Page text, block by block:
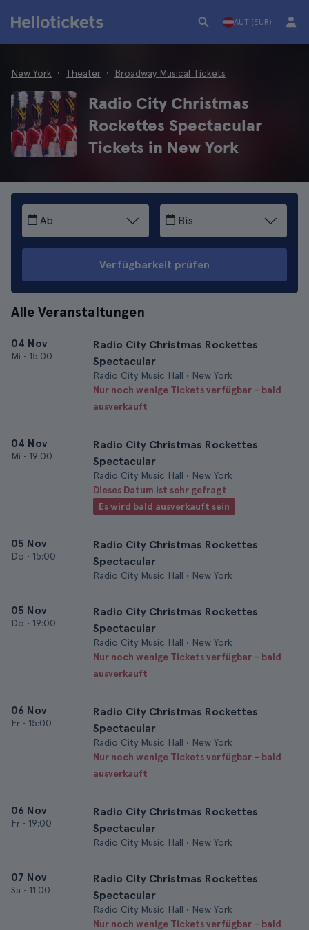
AUT (EUR)
New York Theater Broadway Musical Tickets
Radio City Christmas
Rockettes Spectacular
Tickets in New York
Ab Bis
Verfügbarkeit prüfen
Alle Veranstaltungen
04 Nov
Mi • 15:00
Radio City Christmas Rockettes
Spectacular
Radio City Music Hall • New York
Nur noch wenige Tickets verfügbar – bald
ausverkauft
04 Nov
Mi • 19:00
Radio City Christmas Rockettes
Spectacular
Radio City Music Hall • New York
Dieses Datum ist sehr gefragt
Es wird bald ausverkauft sein
05 Nov
Do • 15:00
Radio City Christmas Rockettes
Spectacular
Radio City Music Hall • New York
05 Nov
Do • 19:00
Radio City Christmas Rockettes
Spectacular
Radio City Music Hall • New York
Nur noch wenige Tickets verfügbar – bald
ausverkauft
06 Nov
Fr • 15:00
Radio City Christmas Rockettes
Spectacular
Radio City Music Hall • New York
Nur noch wenige Tickets verfügbar – bald
ausverkauft
06 Nov
Fr • 19:00
Radio City Christmas Rockettes
Spectacular
Radio City Music Hall • New York
07 Nov
Sa • 11:00
Radio City Christmas Rockettes
Spectacular
Radio City Music Hall • New York
Nur noch wenige Tickets verfügbar – bald